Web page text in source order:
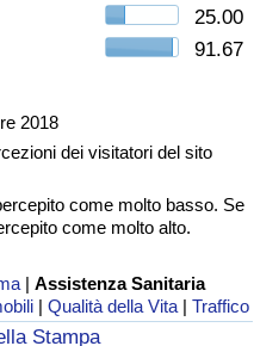
25.00
91.67
2018
dei visitatori del sito
come molto basso. Se
come molto alto.
|Assistenza Sanitaria
|Qualità della Vita |Traffico
Stampa
per